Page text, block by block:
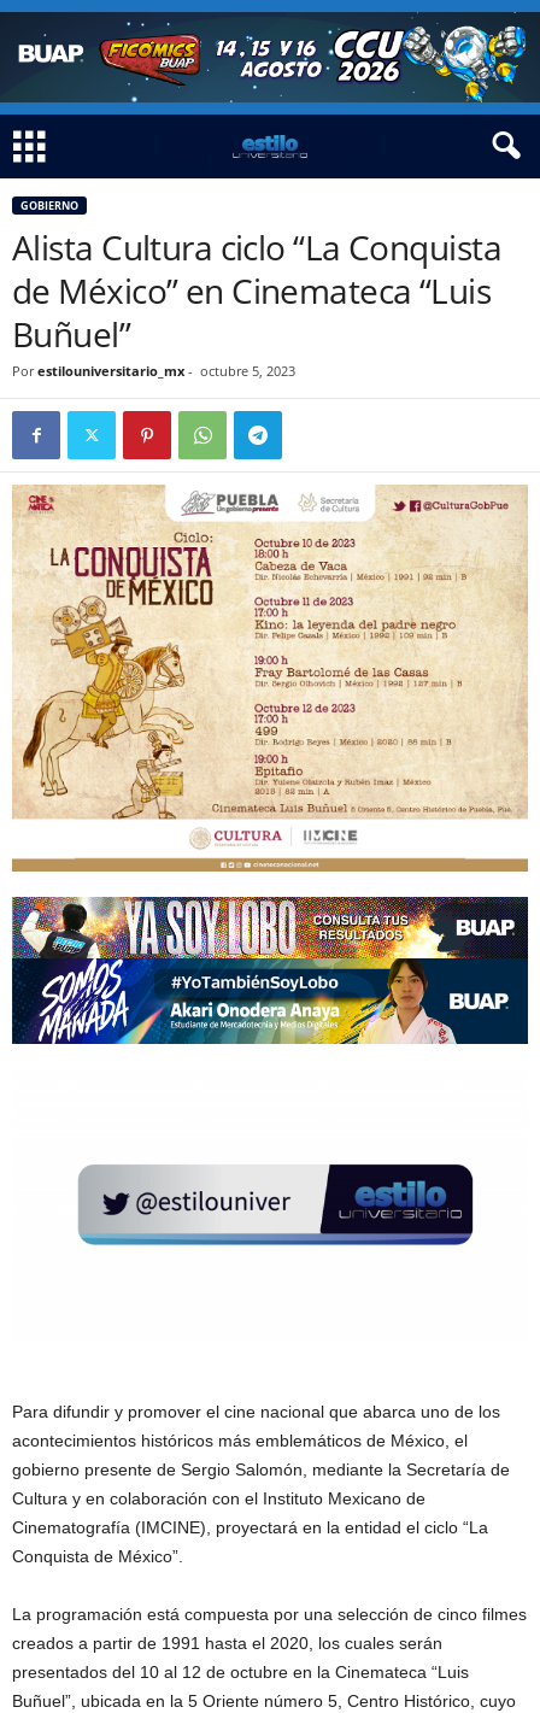
GOBIERNO
Alista Cultura ciclo “La Conquista
de México” en Cinemateca “Luis
Buñuel”
Por estilouniversitario_mx - octubre 5, 2023
Para difundir y promover el cine nacional que abarca uno de los
acontecimientos históricos más emblemáticos de México, el
gobierno presente de Sergio Salomón, mediante la Secretaría de
Cultura y en colaboración con el Instituto Mexicano de
Cinematografía (IMCINE), proyectará en la entidad el ciclo “La
Conquista de México”.
La programación está compuesta por una selección de cinco filmes
creados a partir de 1991 hasta el 2020, los cuales serán
presentados del 10 al 12 de octubre en la Cinemateca “Luis
Buñuel”, ubicada en la 5 Oriente número 5, Centro Histórico, cuyo